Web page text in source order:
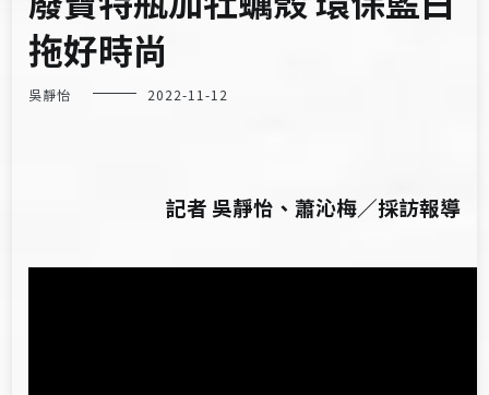
拖好時尚
吳靜怡 2022-11-12
記者 吳靜怡、蕭沁梅／採訪報導